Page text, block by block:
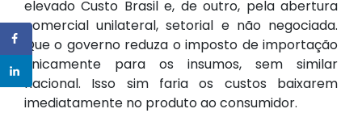
elevado Custo Brasil e, de outro, pela abertura
comercial unilateral, setorial e não negociada.
Que o governo reduza o imposto de importação
unicamente para os insumos, sem similar
nacional. Isso sim faria os custos baixarem
imediatamente no produto ao consumidor.